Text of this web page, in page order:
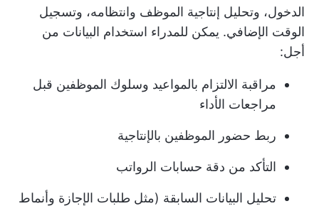
الدخول، وتحليل إنتاجية الموظف وانتظامه، وتسجيل
الوقت الإضافي. يمكن للمدراء استخدام البيانات من
أجل:
مراقبة الالتزام بالمواعيد وسلوك الموظفين قبل
مراجعات الأداء
ربط حضور الموظفين بالإنتاجية
التأكد من دقة حسابات الرواتب
تحليل البيانات السابقة (مثل طلبات الإجازة وأنماط